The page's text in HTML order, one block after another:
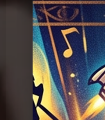
00:00
Question Graal
Graal V2 - 91
Question Graal